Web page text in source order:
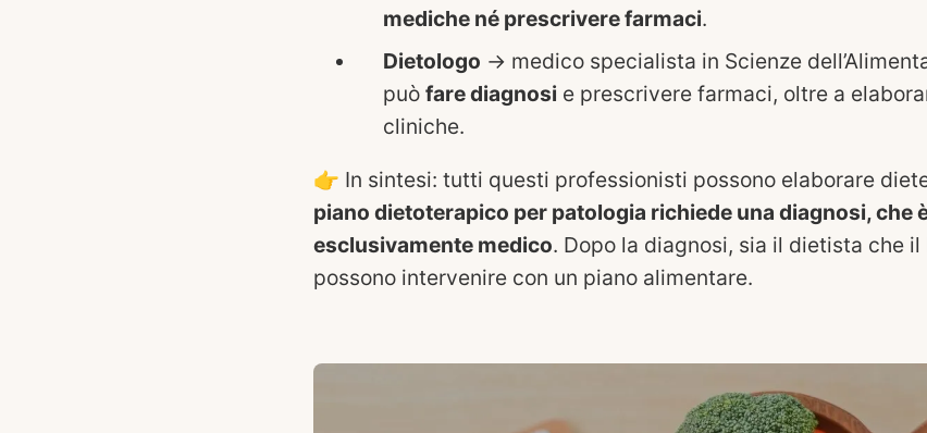
mediche né prescrivere farmaci.
Dietologo → medico specialista in Scienze
può fare diagnosi e prescrivere farmaci, oltre a
cliniche.
👉 In sintesi: tutti questi professionisti possono elaborare
piano dietoterapico per patologia richiede una diagnosi, che
esclusivamente medico. Dopo la diagnosi, sia il dietista che
possono intervenire con un piano alimentare.